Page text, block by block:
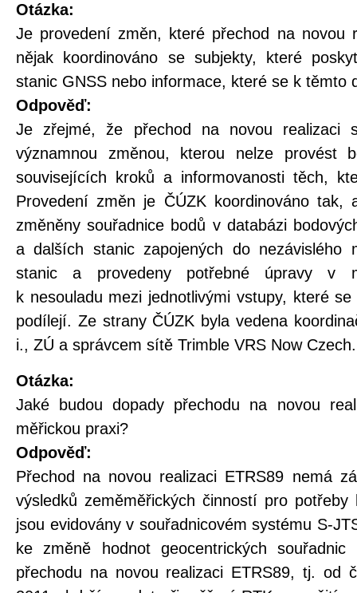
Otázka:
Je provedení změn, které přechod na novou
nějak koordinováno se subjekty, které
stanic GNSS nebo informace, které se k těmto
Odpověď:
Je zřejmé, že přechod na novou realizaci
významnou změnou, kterou nelze provést
souvisejících kroků a informovanosti těch,
Provedení změn je ČÚZK koordinováno tak,
změněny souřadnice bodů v databázi
a dalších stanic zapojených do nezávislého
stanic a provedeny potřebné úpravy v
k nesouladu mezi jednotlivými vstupy, které
podílejí. Ze strany ČÚZK byla vedena
i., ZÚ a správcem sítě Trimble VRS Now Czech.
Otázka:
Jaké budou dopady přechodu na novou
měřickou praxi?
Odpověď:
Přechod na novou realizaci ETRS89 nemá
výsledků zeměměřických činností pro
jsou evidovány v souřadnicovém systému S-
ke změně hodnot geocentrických
přechodu na novou realizaci ETRS89, tj. od